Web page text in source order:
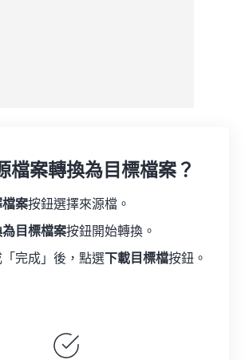
檔案轉換為目標檔案？
案按鈕選擇來源檔。
目標檔案按鈕開始轉換。
完成」後，點選 下載目標檔按鈕。